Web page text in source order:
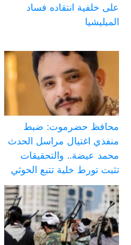
على خلفية انتقاده فساد
الميليشيا
محافظ حضرموت: ضبط
منفذي اغتيال مراسل الحدث
محمد عيضة.. والتحقيقات
تثبت تورط خلية تتبع الحوثي